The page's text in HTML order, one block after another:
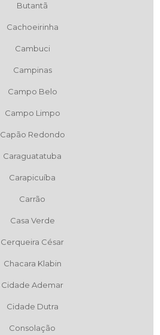
Butantã
Cachoeirinha
Cambuci
Campinas
Campo Belo
Campo Limpo
Capão Redondo
Caraguatatuba
Carapicuíba
Carrão
Casa Verde
Cerqueira César
Chacara Klabin
Cidade Ademar
Cidade Dutra
Consolação